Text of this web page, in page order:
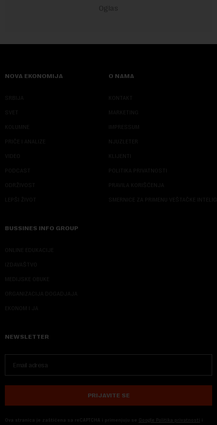
NOVA EKONOMIJA
SRBIJA
SVET
KOLUMNE
PRIČE I ANALIZE
VIDEO
PODCAST
ODRŽIVOST
LEPŠI ŽIVOT
O NAMA
KONTAKT
MARKETING
IMPRESSUM
NJUZLETER
KLIJENTI
POLITIKA PRIVATNOSTI
PRAVILA KORIŠĆENJA
SMERNICE ZA PRIMENU VEŠTAČKE
BUSSINES INFO GROUP
ONLINE EDUKACIJE
IZDAVAŠTVO
MEDIJSKE OBUKE
ORGANIZACIJA DOGADJAJA
EKONOM I JA
NEWSLETTER
PRIJAVITE SE
Ova stranica je zaštićena sa reCAPTCHA i primenjuju se Google Politika privatnosti i